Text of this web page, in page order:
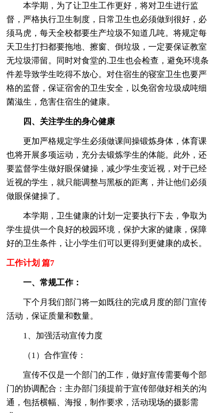
本学期，为了让卫生工作更好，将对卫生进行监
督，严格执行卫生制度，日常卫生也必须做到很好，必
须马虎，每天全校都要生产垃圾不知道几吨。将规定每
天卫生打扫都要拖地、擦窗、倒垃圾，一定要保证教室
无垃圾滞留。同时对食堂的.卫生也会检查，避免环境条
件差导致学生吃得不放心。对住宿生的寝室卫生也要严
格的监督，保证宿舍的卫生安全，以免宿舍垃圾成吨细
菌滋生，危害住宿生的健康。
四、关注学生的身心健康
更加严格规定学生必须做课间操锻炼身体，体育课
也将开展多项运动，充分去锻炼学生的体能。此外，还
要监督学生做好眼保健操，减少学生变近视，对于已经
近视的学生，就只能调整与黑板的距离，并让他们必须
做眼保健操了。
本学期，卫生健康的计划一定要执行下去，争取为
学生提供一个良好的校园环境，保护大家的健康，保障
好的卫生条件，让小学生们可以更得到更健康的成长。
工作计划 篇7
一、常规工作：
下个月我们部门将一如既往的完成月度的部门宣传
活动，保证质量和数量。
1、加强活动宣传力度
（1）合作宣传：
宣传不仅是一个部门的工作，做好宣传需要每个部
门的协调配合：主办部门须提前于宣传部做好相关的沟
通，包括横幅、海报，制作要求，活动现场的摄影需